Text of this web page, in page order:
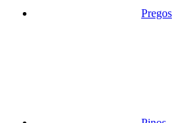
Pregos